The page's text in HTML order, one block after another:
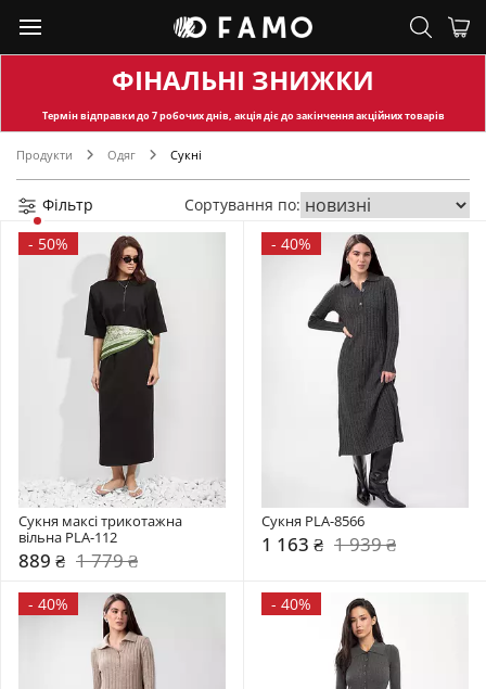
ФІНАЛЬНІ ЗНИЖКИ
Термін відправкидо 7 робочих днів, акція діє до закінчення акційних товарів
Продукти Одяг Сукні
Фільтр
Сортування по:
- 50%
Сукня максі трикотажна
вільна PLA-112
889 ₴ 1 779 ₴
- 40%
Сукня PLA-8566
1 163 ₴ 1 939 ₴
- 40% - 40%